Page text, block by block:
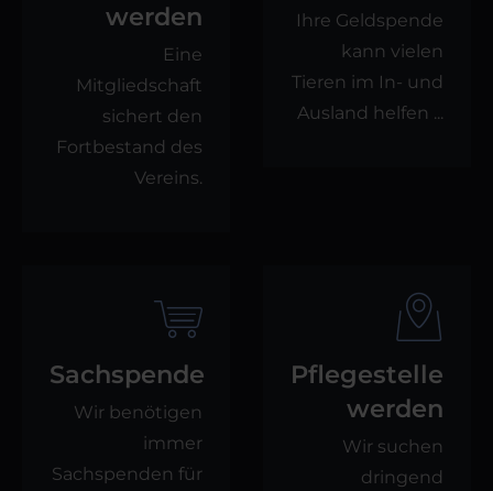
werden
Eine
Mitgliedschaft
sichert den
Fortbestand des
Vereins.
Ihre Geldspende
kann vielen
Tieren im In- und
Ausland helfen ...
Sachspende
Wir benötigen
immer
Sachspenden für
Pflegestelle
werden
Wir suchen
dringend